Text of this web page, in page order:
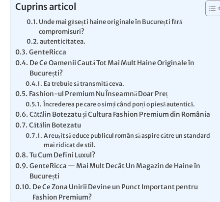
Cuprins articol
Unde mai găsești haine originale în București fără
compromisuri?
autenticitatea.
GenteRicca
De Ce Oamenii Caută Tot Mai Mult Haine Originale în
București?
Ea trebuie să transmită ceva.
Fashion-ul Premium Nu Înseamnă Doar Preț
Încrederea pe care o simți când porți o piesă autentică.
Cătălin Botezatu și Cultura Fashion Premium din România
Cătălin Botezatu
A reușit să educe publicul român să aspire către un standard
mai ridicat de stil.
Tu Cum Defini Luxul?
GenteRicca — Mai Mult Decât Un Magazin de Haine în
București
De Ce Zona Unirii Devine un Punct Important pentru
Fashion Premium?